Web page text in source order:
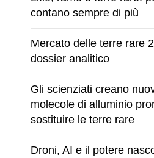
contano sempre di più
Mercato delle terre rare
dossier analitico
Gli scienziati creano
molecole di alluminio
sostituire le terre rare
Droni, AI e il potere